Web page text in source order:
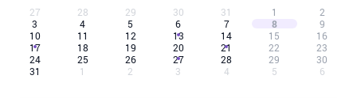
27 28 29 30 31 1
2
3
4 5 6 7 8
9
10
11 12 13 14 15
16
17
18 19 20 21 22
23
24
25 26 27 28 29
30
31
1 2 3 4 5 6